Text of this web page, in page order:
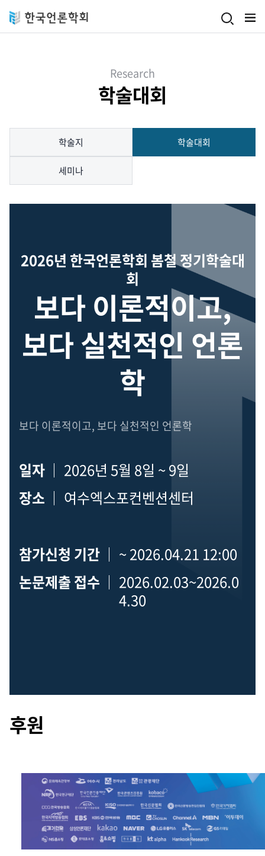
Research
학술대회
학술지 학술대회
세미나
2026년 한국언론학회 봄철 정기학술대
회
보다 이론적이고,
보다 실천적인 언론
학
보다 이론적이고, 보다 실천적인 언론학
일자
2026년 5월 8일 ~ 9일
장소
여수엑스포컨벤션센터
참가신청 기간
~ 2026.04.21 12:00
논문제출 접수
2026.02.03~2026.0
4.30
후원